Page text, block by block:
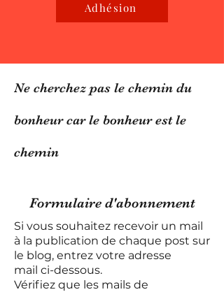
Adhésion
Ne cherchez pas le chemin du
bonheur car le bonheur est le
chemin
Formulaire d'abonnement
Si vous souhaitez recevoir un mail
à la publication de chaque post sur
le blog, entrez votre adresse
mail ci-dessous.
Vérifiez que les mails de